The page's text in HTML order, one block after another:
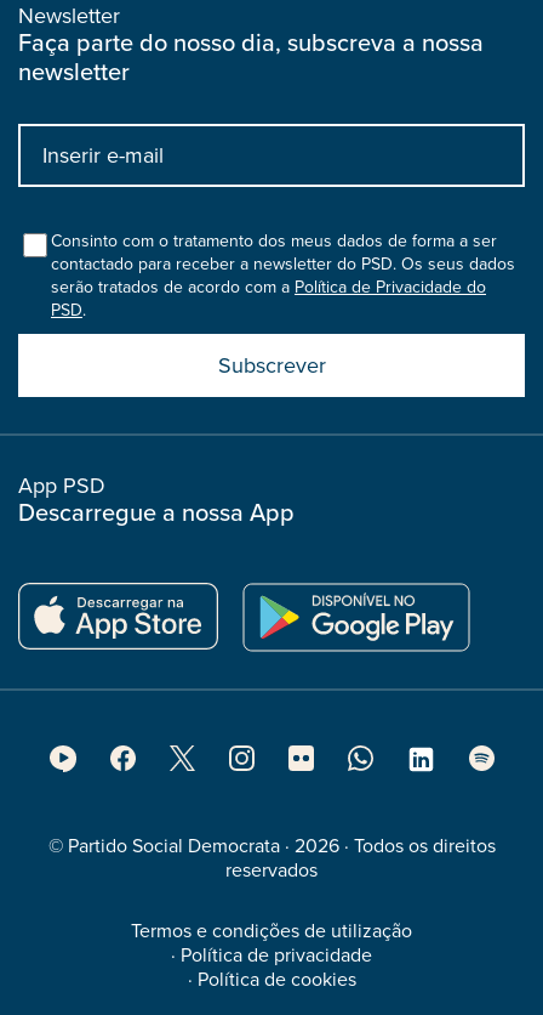
Newsletter
Faça parte do nosso dia, subscreva a nossa
newsletter
Input
bootstrap
colConsinto com o tratamento dos meus dados de forma a ser
contactado para receber a newsletter do PSD. Os seus dados
serão tratados de acordo com a Política de Privacidade do
PSD.
boostrap
col
App PSD
Descarregue a nossa App
© Partido Social Democrata · 2026 · Todos os direitos
reservados
Termos e condições de utilização
· Política de privacidade
· Política de cookies
Footer
Media